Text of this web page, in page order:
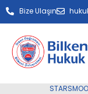
Bize Ulaşın
STARS